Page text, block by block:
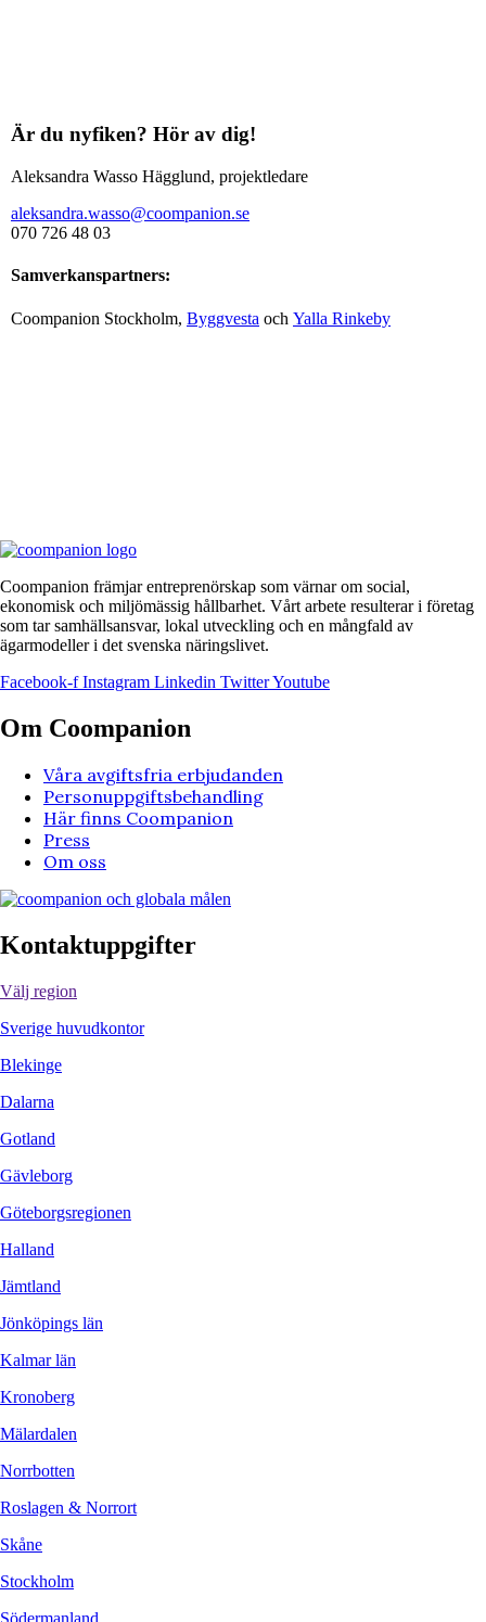
Är du nyfiken? Hör av dig!
Aleksandra Wasso Hägglund, projektledare
aleksandra.wasso@coompanion.se
070 726 48 03
Samverkanspartners:
Coompanion Stockholm, Byggvesta och Yalla Rinkeby
Coompanion främjar entreprenörskap som värnar om social,
ekonomisk och miljömässig hållbarhet. Vårt arbete resulterar i företag
som tar samhällsansvar, lokal utveckling och en mångfald av
ägarmodeller i det svenska näringslivet.
Facebook-f Instagram Linkedin TwitterYoutube
Om Coompanion
Våra avgiftsfria erbjudanden
Personuppgiftsbehandling
Här finns Coompanion
Press
Om oss
Kontaktuppgifter
Välj region
Sverige huvudkontor
Blekinge
Dalarna
Gotland
Gävleborg
Göteborgsregionen
Halland
Jämtland
Jönköpings län
Kalmar län
Kronoberg
Mälardalen
Norrbotten
Roslagen & Norrort
Skåne
Stockholm